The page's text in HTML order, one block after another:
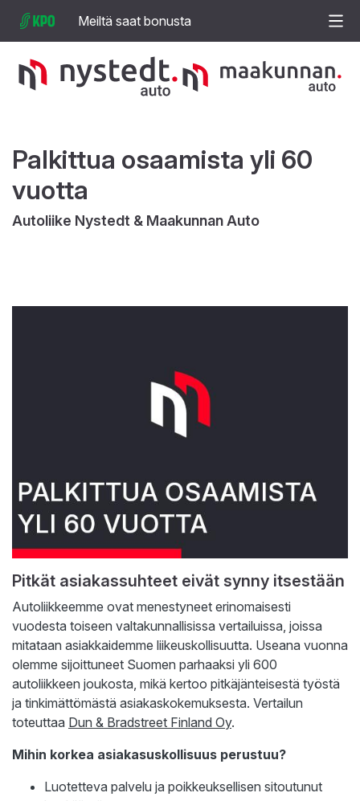
Meiltä saat bonusta
Palkittua osaamista yli 60
vuotta
Autoliike Nystedt & Maakunnan Auto
Pitkät asiakassuhteet eivät synny itsestään
Autoliikkeemme ovat menestyneet erinomaisesti
vuodesta toiseen valtakunnallisissa vertailuissa, joissa
mitataan asiakkaidemme liikeuskollisuutta. Useana vuonna
olemme sijoittuneet Suomen parhaaksi yli 600
autoliikkeen joukosta, mikä kertoo pitkäjänteisestä työstä
ja tinkimättömästä asiakaskokemuksesta. Vertailun
toteuttaa Dun & Bradstreet Finland Oy.
Mihin korkea asiakasuskollisuus perustuu?
Luotetteva palvelu ja poikkeuksellisen sitoutunut